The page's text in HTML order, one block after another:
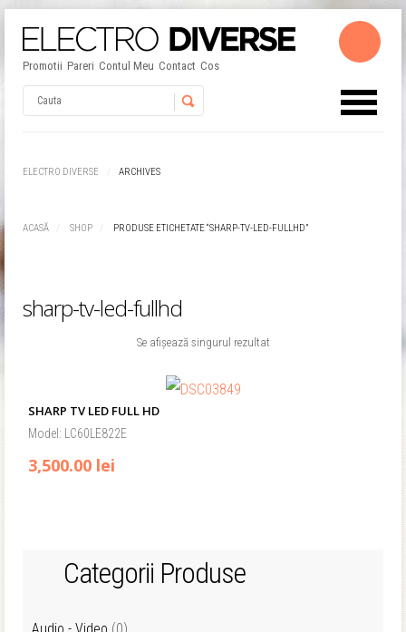
Promotii Pareri Contul Meu Contact Cos
ELECTRO DIVERSE ARCHIVES
ACASĂ SHOP PRODUSE ETICHETATE “SHARP-TV-LED-FULLHD”
sharp-tv-led-fullhd
Se afișează singurul rezultat
SHARP TV LED FULL HD
Model: LC60LE822E
3,500.00 lei
Categorii Produse
Audio - Video (0)
Username